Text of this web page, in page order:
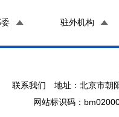
驻外机构
联系我们 地址：北京市朝
网站标识码：